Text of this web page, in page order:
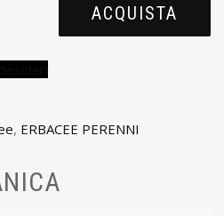
ACQUISTA
, ERBACEE PERENNI